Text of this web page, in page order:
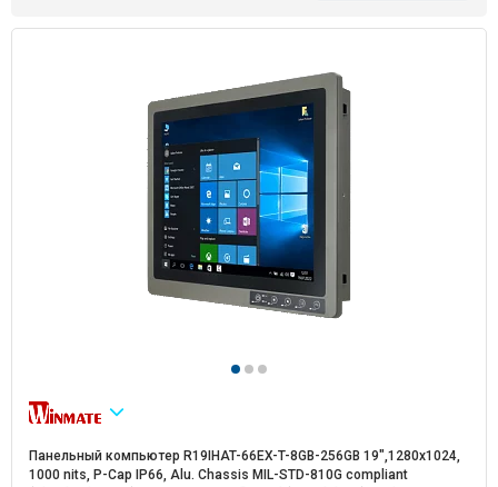
Панельный компьютер R19IHAT-66EX-T-8GB-256GB 19",1280x1024,
1000 nits, P-Cap IP66, Alu. Chassis MIL-STD-810G compliant